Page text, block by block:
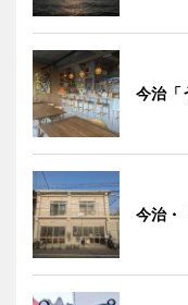
今治「
今治・